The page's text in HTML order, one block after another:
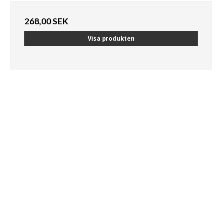
268,00 SEK
Visa produkten